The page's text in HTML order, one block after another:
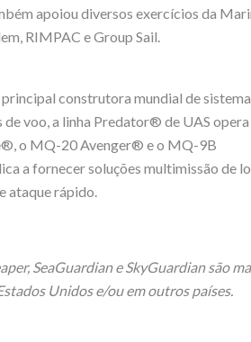
apoiou diversos exercícios da
RIMPAC e Group Sail.
construtora mundial de
voo, a linha Predator® de UAS opera
o MQ-20 Avenger® e o MQ-9B
a fornecer soluções multimissão de
ataque rápido.
SeaGuardian e SkyGuardian são
Unidos e/ou em outros países.